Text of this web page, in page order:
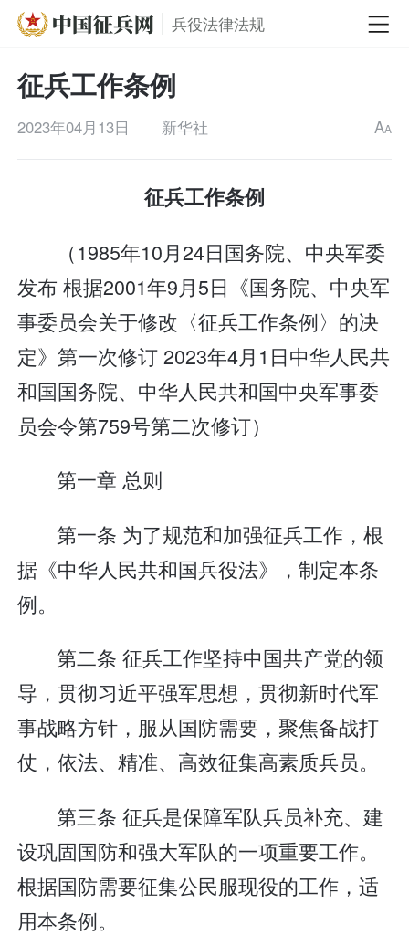
兵役法律法规
征兵工作条例
2023年04月13日 新华社 AA
征兵工作条例
（1985年10月24日国务院、中央军委
发布 根据2001年9月5日《国务院、中央军
事委员会关于修改〈征兵工作条例〉的决
定》第一次修订 2023年4月1日中华人民共
和国国务院、中华人民共和国中央军事委
员会令第759号第二次修订）
第一章 总则
第一条 为了规范和加强征兵工作，根
据《中华人民共和国兵役法》，制定本条
例。
第二条 征兵工作坚持中国共产党的领
导，贯彻习近平强军思想，贯彻新时代军
事战略方针，服从国防需要，聚焦备战打
仗，依法、精准、高效征集高素质兵员。
第三条 征兵是保障军队兵员补充、建
设巩固国防和强大军队的一项重要工作。
根据国防需要征集公民服现役的工作，适
用本条例。